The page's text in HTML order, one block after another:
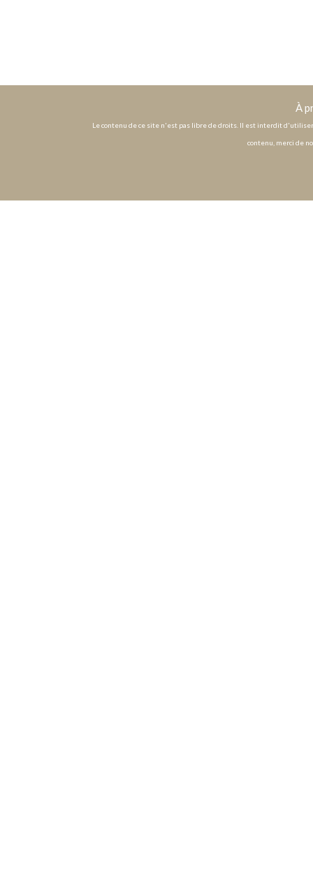
À
Le contenu de ce site n'est pas libre de droits. Il est interdit
contenu, merci de